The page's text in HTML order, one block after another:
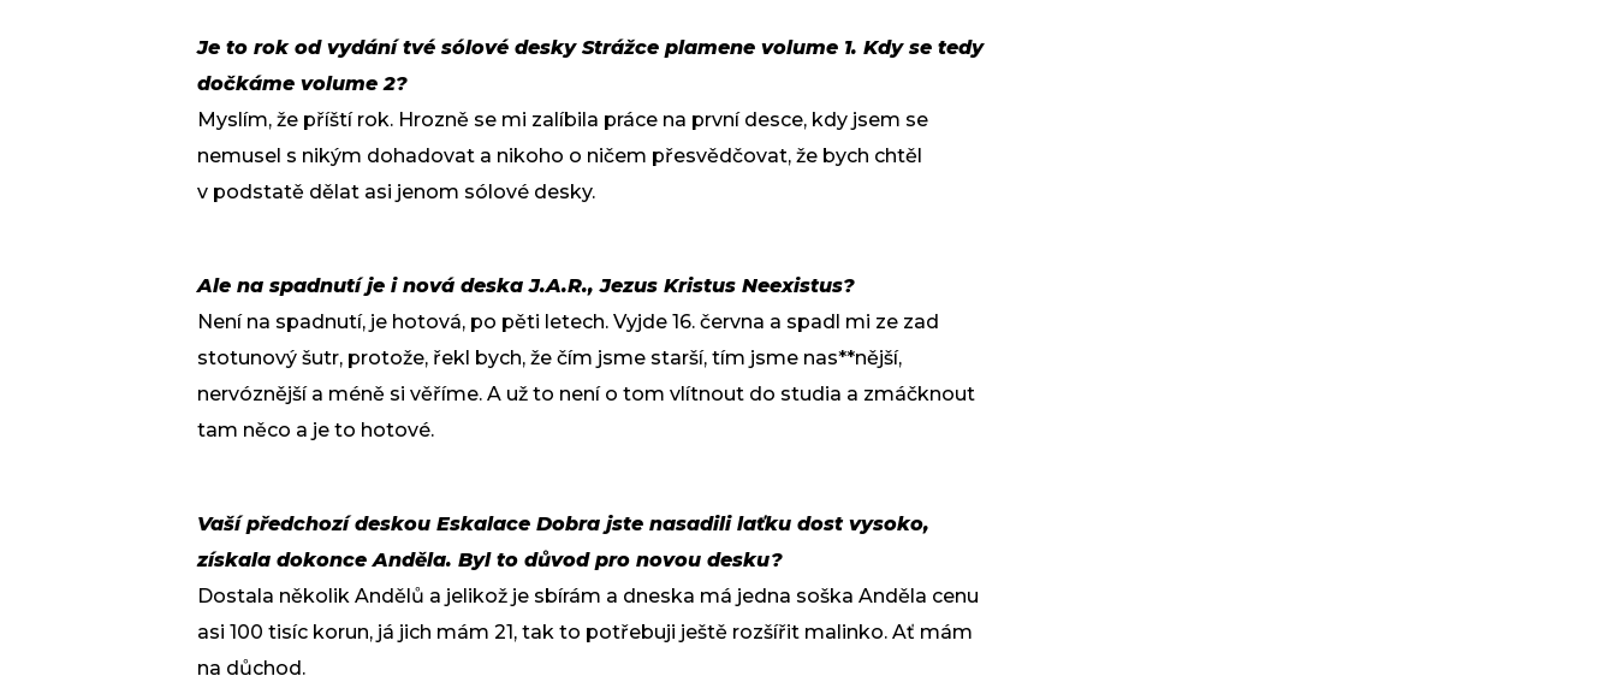
Je to rok od vydání tvé sólové desky Strážce plamene volume 1. Kdy se tedy
dočkáme volume 2?
Myslím, že příští rok. Hrozně se mi zalíbila práce na první desce, kdy jsem se
nemusel s nikým dohadovat a nikoho o ničem přesvědčovat, že bych chtěl
v podstatě dělat asi jenom sólové desky.
Ale na spadnutí je i nová deska J.A.R., Jezus Kristus Neexistus?
Není na spadnutí, je hotová, po pěti letech. Vyjde 16. června a spadl mi ze zad
stotunový šutr, protože, řekl bych, že čím jsme starší, tím jsme nas**nější,
nervóznější a méně si věříme. A už to není o tom vlítnout do studia a zmáčknout
tam něco a je to hotové.
Vaší předchozí deskou Eskalace Dobra jste nasadili laťku dost vysoko,
získala dokonce Anděla. Byl to důvod pro novou desku?
Dostala několik Andělů a jelikož je sbírám a dneska má jedna soška Anděla cenu
asi 100 tisíc korun, já jich mám 21, tak to potřebuji ještě rozšířit malinko. Ať mám
na důchod.